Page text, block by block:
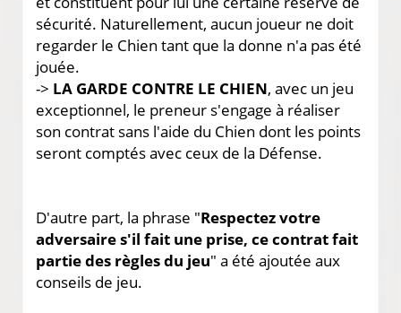
sécurité. Naturellement, aucun joueur ne doit
regarder le Chien tant que la donne n'a pas été
jouée.
-> LA GARDE CONTRE LE CHIEN, avec un jeu
exceptionnel, le preneur s'engage à réaliser
son contrat sans l'aide du Chien dont les points
seront comptés avec ceux de la Défense.
D'autre part, la phrase "Respectez votre
adversaire s'il fait une prise, ce contrat fait
partie des règles du jeu" a été ajoutée aux
conseils de jeu.